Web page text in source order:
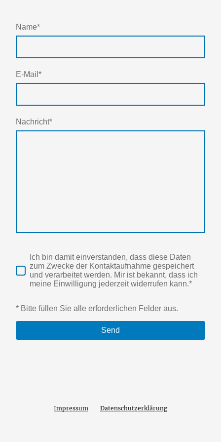
Name*
E-Mail *
Nachricht*
Ich bin damit einverstanden, dass diese Daten
zum Zwecke der Kontaktaufnahme gespeichert
und verarbeitet werden. Mir ist bekannt, dass ich
meine Einwilligung jederzeit widerrufen kann.*
* Bitte füllen Sie alle erforderlichen Felder aus.
Send
Impressum Datenschutzerklärung